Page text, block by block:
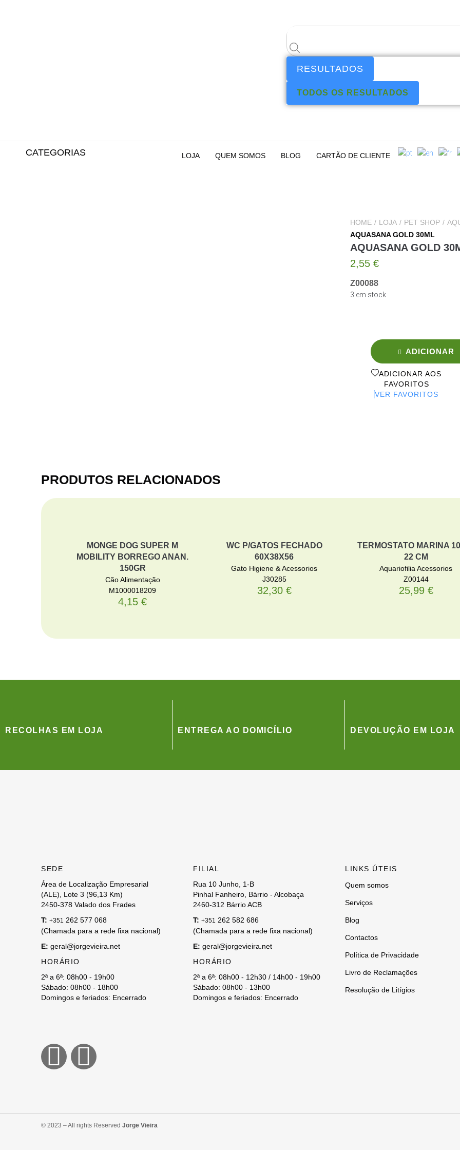
RESULTADOS
TODOS OS RESULTADOS
CATEGORIAS LOJA QUEM SOMOS BLOG CARTÃO DE CLIENTE
HOME / LOJA / PET SHOP /
AQUASANA GOLD 30ML
AQUASANA GOLD
2,55 €
Z00088
3 em stock
ADICIONAR
ADICIONAR AOS
FAVORITOS
VER FAVORITOS
PRODUTOS RELACIONADOS
MONGE DOG SUPER M
MOBILITY BORREGO ANAN.
150GR
Cão Alimentação
M1000018209
4,15 €
WC P/GATOS FECHADO
60X38X56
Gato Higiene & Acessorios
J30285
32,30 €
TERMOSTATO MARINA
22 CM
Aquariofilia Acessorios
Z00144
25,99 €
RECOLHAS EM LOJA ENTREGA AO DOMICÍLIO DEVOLUÇÃO EM LOJA
SEDE
Área de Localização Empresarial
(ALE), Lote 3 (96,13 Km)
2450-378 Valado dos Frades
T: +351 262 577 068
(Chamada para a rede fixa nacional)
E: geral@jorgevieira.net
HORÁRIO
2ª a 6ª: 08h00 - 19h00
Sábado: 08h00 - 18h00
Domingos e feriados: Encerrado
FILIAL
Rua 10 Junho, 1-B
Pinhal Fanheiro, Bárrio - Alcobaça
2460-312 Bárrio ACB
T: +351 262 582 686
(Chamada para a rede fixa nacional)
E: geral@jorgevieira.net
HORÁRIO
2ª a 6ª: 08h00 - 12h30 / 14h00 - 19h00
Sábado: 08h00 - 13h00
Domingos e feriados: Encerrado
LINKS ÚTEIS
Quem somos
Serviços
Blog
Contactos
Política de Privacidade
Livro de Reclamações
Resolução de Litígios
© 2023 – All rights Reserved Jorge Vieira